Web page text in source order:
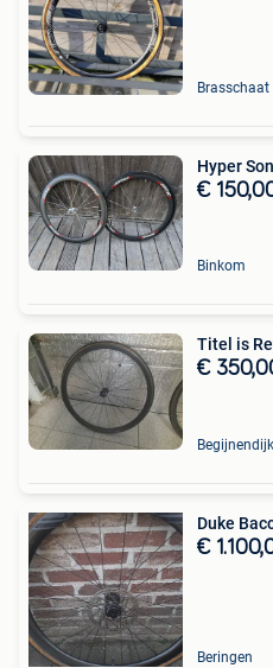
Brasschaat
Hyper
€
Binkom
Titel is
€
Begijnendijk
Duke
€
Beringen